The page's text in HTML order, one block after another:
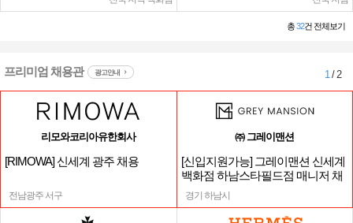
총32건 전체보기
프리미엄 채용관 광고안내 1/ 2
리모와코리아유한회사
[RIMOWA] 신세계 광주 채용
전남광주 서구
㈜ 그레이맨션
[신입지원가능] 그레이맨션 신세계
백화점 하남스타필드점 매니저 채
용
경기 하남시